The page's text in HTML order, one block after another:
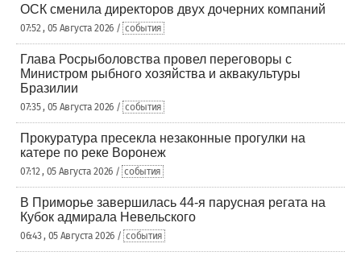
ОСК сменила директоров двух дочерних компаний
07:52 , 05 Августа 2026 / события
Глава Росрыболовства провел переговоры с
Министром рыбного хозяйства и аквакультуры
Бразилии
07:35 , 05 Августа 2026 / события
Прокуратура пресекла незаконные прогулки на
катере по реке Воронеж
07:12 , 05 Августа 2026 / события
В Приморье завершилась 44-я парусная регата на
Кубок адмирала Невельского
06:43 , 05 Августа 2026 / события